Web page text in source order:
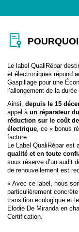
Le label QualiRépar
et électroniques répond
Gaspillage pour une
l’allongement de la
Ainsi, depuis le 15
appel à un réparateur
réduction sur le coût
électrique, ce « bonus
facture.
Le Label QualiRépar est
qualité et en toute
sous réserve d’un audit
de renouvellement est
« Avec ce label, nous
particulièrement
transition écologique et
Elodie De Miranda en
Certification.